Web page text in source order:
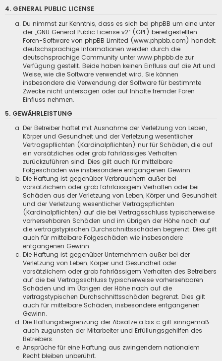
4. GENERAL PUBLIC LICENSE
Du nimmst zur Kenntnis, dass es sich bei phpBB um eine unter
der „GNU General Public License v2“ (GPL) bereitgestellten
Foren-Software von phpBB Limited (www.phpbb.com) handelt;
deutschsprachige Informationen werden durch die
deutschsprachige Community unter www.phpbb.de zur
Verfügung gestellt. Beide haben keinen Einfluss auf die Art und
Weise, wie die Software verwendet wird. Sie können
insbesondere die Verwendung der Software für bestimmte
Zwecke nicht untersagen oder auf Inhalte fremder Foren
Einfluss nehmen.
5. GEWÄHRLEISTUNG
Der Betreiber haftet mit Ausnahme der Verletzung von Leben,
Körper und Gesundheit und der Verletzung wesentlicher
Vertragspflichten (Kardinalpflichten) nur für Schäden, die auf
ein vorsätzliches oder grob fahrlässiges Verhalten
zurückzuführen sind. Dies gilt auch für mittelbare
Folgeschäden wie insbesondere entgangenen Gewinn.
Die Haftung ist gegenüber Verbrauchern außer bei
vorsätzlichem oder grob fahrlässigem Verhalten oder bei
Schäden aus der Verletzung von Leben, Körper und Gesundheit
und der Verletzung wesentlicher Vertragspflichten
(Kardinalpflichten) auf die bei Vertragsschluss typischerweise
vorhersehbaren Schäden und im übrigen der Höhe nach auf
die vertragstypischen Durchschnittsschäden begrenzt. Dies gilt
auch für mittelbare Folgeschäden wie insbesondere
entgangenen Gewinn.
Die Haftung ist gegenüber Unternehmern außer bei der
Verletzung von Leben, Körper und Gesundheit oder
vorsätzlichem oder grob fahrlässigem Verhalten des Betreibers
auf die bei Vertragsschluss typischerweise vorhersehbaren
Schäden und im Übrigen der Höhe nach auf die
vertragstypischen Durchschnittsschäden begrenzt. Dies gilt
auch für mittelbare Schäden, insbesondere entgangenen
Gewinn.
Die Haftungsbegrenzung der Absätze a bis c gilt sinngemäß
auch zugunsten der Mitarbeiter und Erfüllungsgehilfen des
Betreibers.
Ansprüche für eine Haftung aus zwingendem nationalem
Recht bleiben unberührt.